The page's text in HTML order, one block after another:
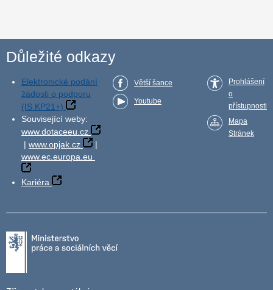
Důležité odkazy
Elektronické podání
žádosti o podporu
(IS KP21+)
Související weby:
www.dotaceeu.cz
| www.opjak.cz
|
www.ec.europa.eu
Kariéra
Větší šance
Youtube
Prohlášení
o
přístupnosti
Mapa
Stránek